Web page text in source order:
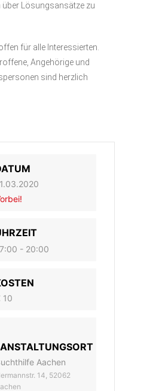
Lösungsansätze zu
für alle Interessierten.
Angehörige und
sind herzlich
- 20:00
10
Aachen
14, 52062